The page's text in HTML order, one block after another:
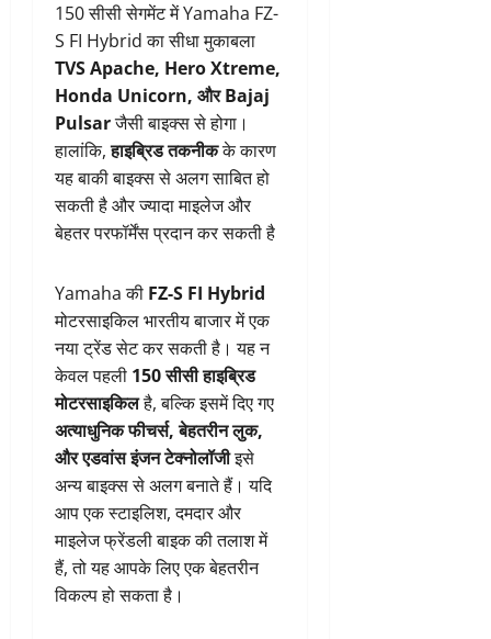
150 सीसी सेगमेंट में Yamaha FZ-
S FI Hybrid का सीधा मुकाबला
TVS Apache, Hero Xtreme,
Honda Unicorn, और Bajaj
Pulsarजैसी बाइक्स से होगा।
हालांकि,हाइब्रिड तकनीकके कारण
यह बाकी बाइक्स से अलग साबित हो
सकती है और ज्यादा माइलेज और
बेहतर परफॉर्मेंस प्रदान कर सकती है
Yamaha की FZ-S FI Hybrid
मोटरसाइकिल भारतीय बाजार में एक
नया ट्रेंड सेट कर सकती है। यह न
केवल पहली 150 सीसी हाइब्रिड
मोटरसाइकिलहै, बल्कि इसमें दिए गए
अत्याधुनिक फीचर्स, बेहतरीन लुक,
और एडवांस इंजन टेक्नोलॉजीइसे
अन्य बाइक्स से अलग बनाते हैं। यदि
आप एक स्टाइलिश, दमदार और
माइलेज फ्रेंडली बाइक की तलाश में
हैं, तो यह आपके लिए एक बेहतरीन
विकल्प हो सकता है।